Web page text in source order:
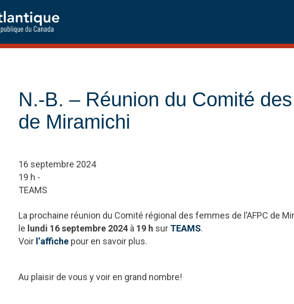
N.-B. – Réunion du Comité
de Miramichi
16 septembre 2024
19 h -
TEAMS
La prochaine réunion du Comité régional des femmes de l’AFPC de
le lundi 16 septembre 2024 à 19 h sur TEAMS.
Voir l’affiche pour en savoir plus.
Au plaisir de vous y voir en grand nombre!